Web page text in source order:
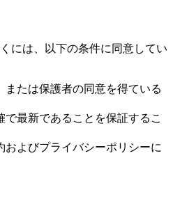
には、以下の条件に同意してい
または保護者の同意を得ている
最新であることを保証するこ
およびプライバシーポリシーに